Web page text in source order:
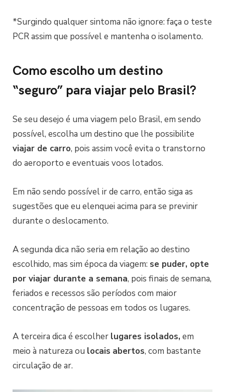
*Surgindo qualquer sintoma não ignore: faça o teste
PCR assim que possível e mantenha o isolamento.
Como escolho um destino
“seguro” para viajar pelo Brasil?
Se seu desejo é uma viagem pelo Brasil, em sendo
possível, escolha um destino que lhe possibilite
viajar de carro, pois assim você evita o transtorno
do aeroporto e eventuais voos lotados.
Em não sendo possível ir de carro, então siga as
sugestões que eu elenquei acima para se previnir
durante o deslocamento.
A segunda dica não seria em relação ao destino
escolhido, mas sim época da viagem: se puder, opte
por viajar durante a semana, pois finais de semana,
feriados e recessos são períodos com maior
concentração de pessoas em todos os lugares.
A terceira dica é escolher lugares isolados,em
meio à natureza ou locais abertos, com bastante
circulação de ar.